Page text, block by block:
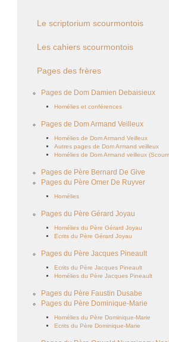
Le scriptorium scourmontois
Les cahiers scourmontois
Pages des frères
Pages de Dom Damien Debaisieux
Homélies et conférences
Pages de Dom Armand Veilleux
Homélies de Dom Armand Veilleux
Autres pages de Dom Armand veilleux
Homélies de Dom Armand veilleux
Pages de Père Bernard De Give
Pages du Père Omer De Ruyver
Homélies
Pages du Père Gérard Joyau
Homélies du Père Gérard Joyau
Ecrits du Père Gérard Joyau
Pages du Père Jacques Pineault
Ecrits du Père Jacques Pineault
Homélies du Père Jacques Pineault
Pages du Père Faustin Dusabe
Pages du Père Dominique-Marie
Homélies du Père Dominique-Marie
Ecrits du Père Dominique-Marie